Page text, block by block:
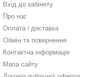
Вхід до кабінету
Про нас
Оплата і доставка
Обмін та повернення
Контактна інформація
Мапа сайту